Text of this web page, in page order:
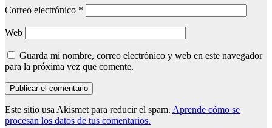
Correo electrónico *
Web
Guarda mi nombre, correo electrónico y web en este navegador
para la próxima vez que comente.
Este sitio usa Akismet para reducir el spam. Aprende cómo se
procesan los datos de tus comentarios.